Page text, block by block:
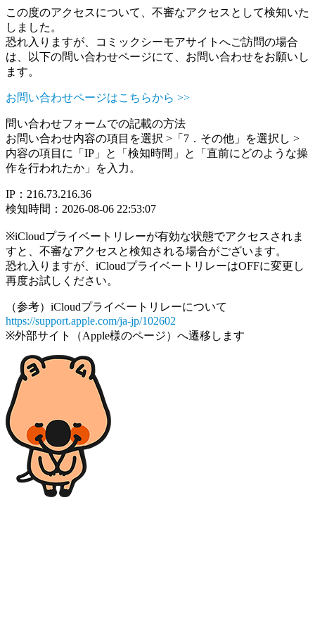
この度のアクセスについて、不審なアクセスとして検知いた
しました。
恐れ入りますが、コミックシーモアサイトへご訪問の場合
は、以下の問い合わせページにて、お問い合わせをお願いし
ます。
お問い合わせページはこちらから >>
問い合わせフォームでの記載の方法
お問い合わせ内容の項目を選択 >「7．その他」を選択し >
内容の項目に「IP」と「検知時間」と「直前にどのような操
作を行われたか」を入力。
IP：216.73.216.36
検知時間：2026-08-06 22:53:07
※iCloudプライベートリレーが有効な状態でアクセスされま
すと、不審なアクセスと検知される場合がございます。
恐れ入りますが、iCloudプライベートリレーはOFFに変更し
再度お試しください。
（参考）iCloudプライベートリレーについて
https://support.apple.com/ja-jp/102602
※外部サイト（Apple様のページ）へ遷移します